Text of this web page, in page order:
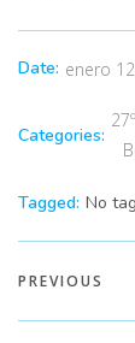
Date: enero
Categories:
Tagged: No
PREVIOUS